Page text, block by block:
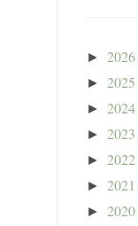
► 2026
► 2025
► 2024
► 2023
► 2022
► 2021
► 2020